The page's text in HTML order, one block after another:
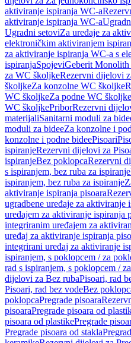
aktiviranje ispiranja WC-a
aktiviranje ispiranja WC-a
Ugradni setoviZa uređaje za
elektroničkim aktiviranjem
za aktiviranje ispiranja WC-a s
ispiranjaSpojeviGeberit Monolith
za WC školjkeRezervni dijelovi
školjkeZa konzolne WC školjke
WC školjkeZa podne WC školjke
WC školjkePriborRezervni
materijaliSanitarni moduli za
moduli za bideeZa konzolne i
konzolne i podne bideePisoari
ispiranjeRezervni dijelovi za
ispiranjeBez poklopcaRezervni
s ispiranjem, bez ruba za ispiranje
ispiranjem, bez ruba za ispiranje
aktiviranje ispiranja pisoara
ugradbene uređaje za aktiviranje
uređajem za aktiviranje ispiranja
integriranim uređajem za
uređaj za aktiviranje ispiranja
integrirani uređaj za aktiviranje
ispiranjem, s poklopcem / za
rad s ispiranjem, s poklopcem /
dijelovi za Bez rubaPisoari, rad
Pisoari, rad bez vodeBez
poklopcaPregrade pisoara
pisoaraPregrade pisoara od
pisoara od plastikePregrade
Pregrade pisoara od stakla